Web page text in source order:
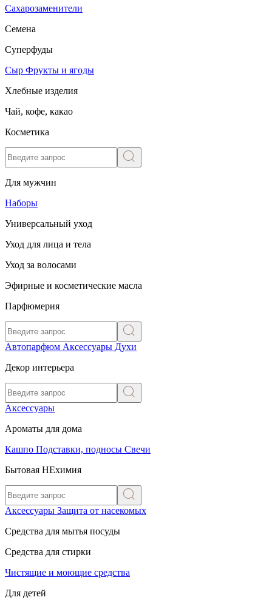
Сахарозаменители
Семена
Суперфуды
Сыр Фрукты и ягоды
Хлебные изделия
Чай, кофе, какао
Косметика
Для мужчин
Наборы
Универсальный уход
Уход для лица и тела
Уход за волосами
Эфирные и косметические масла
Парфюмерия
Автопарфюм Аксессуары Духи
Декор интерьера
Аксессуары
Ароматы для дома
Кашпо Подставки, подносы Свечи
Бытовая НЕхимия
Аксессуары Защита от насекомых
Средства для мытья посуды
Средства для стирки
Чистящие и моющие средства
Для детей